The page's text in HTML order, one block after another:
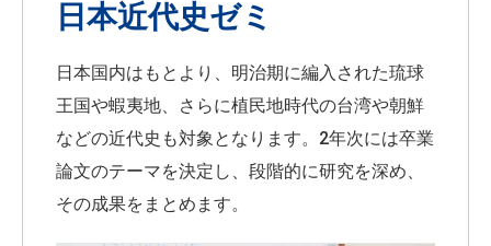
日本近代史ゼミ
日本国内はもとより、明治期に編入された琉球
王国や蝦夷地、さらに植民地時代の台湾や朝鮮
などの近代史も対象となります。2年次には卒業
論文のテーマを決定し、段階的に研究を深め、
その成果をまとめます。